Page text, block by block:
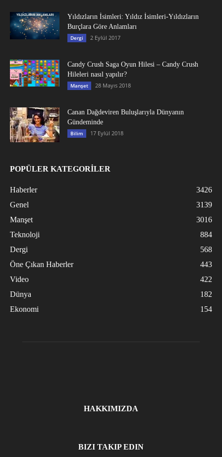
Yıldızların İsimleri: Yıldız İsimleri-Yıldızların
Burçlara Göre Anlamları
Dergi 2 Eylül 2017
Candy Crush Saga Oyun Hilesi – Candy Crush
Hileleri nasıl yapılır?
Manşet 28 Mayıs 2018
Canan Dağdeviren Buluşlarıyla Dünyanın
Gündeminde
Bilim 17 Eylül 2018
POPÜLER KATEGORİLER
Haberler
3426
Genel
3139
Manşet
3016
Teknoloji
884
Dergi
568
Öne Çıkan Haberler
443
Video
422
Dünya
182
Ekonomi
154
HAKKIMIZDA
BIZI TAKIP EDIN